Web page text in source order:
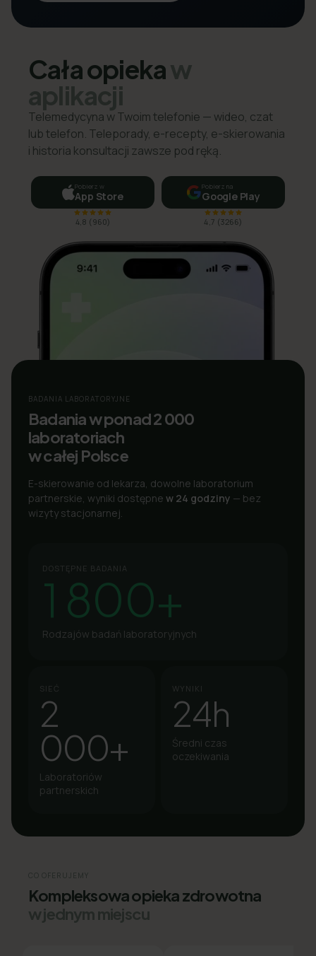
Cała opiekaw
aplikacji
Telemedycyna w Twoim telefonie — wideo, czat
lub telefon. Teleporady, e-recepty, e-skierowania
i historia konsultacji zawsze pod ręką.
Pobierz w
App Store
4,8 ( 960)
Pobierz na
Google Play
4,7 (3266)
BADANIA LABORATORYJNE
Badania w ponad 2 000
laboratoriach
w całej Polsce
E-skierowanie od lekarza, dowolne laboratorium
partnerskie, wyniki dostępne w 24 godziny — bez
wizyty stacjonarnej.
DOSTĘPNE BADANIA
1 800+
Rodzajów badań laboratoryjnych
SIEĆ
2
000+
Laboratoriów
partnerskich
WYNIKI
24h
Średni czas
oczekiwania
CO OFERUJEMY
Kompleksowa opieka zdrowotna
w jednym miejscu